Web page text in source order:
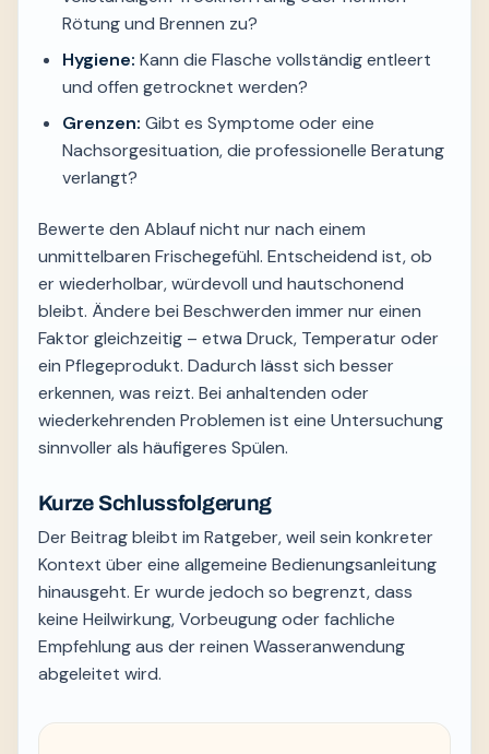
Rötung und Brennen zu?
Hygiene: Kann die Flasche vollständig entleert
und offen getrocknet werden?
Grenzen: Gibt es Symptome oder eine
Nachsorgesituation, die professionelle Beratung
verlangt?
Bewerte den Ablauf nicht nur nach einem
unmittelbaren Frischegefühl. Entscheidend ist, ob
er wiederholbar, würdevoll und hautschonend
bleibt. Ändere bei Beschwerden immer nur einen
Faktor gleichzeitig – etwa Druck, Temperatur oder
ein Pflegeprodukt. Dadurch lässt sich besser
erkennen, was reizt. Bei anhaltenden oder
wiederkehrenden Problemen ist eine Untersuchung
sinnvoller als häufigeres Spülen.
Kurze Schlussfolgerung
Der Beitrag bleibt im Ratgeber, weil sein konkreter
Kontext über eine allgemeine Bedienungsanleitung
hinausgeht. Er wurde jedoch so begrenzt, dass
keine Heilwirkung, Vorbeugung oder fachliche
Empfehlung aus der reinen Wasseranwendung
abgeleitet wird.